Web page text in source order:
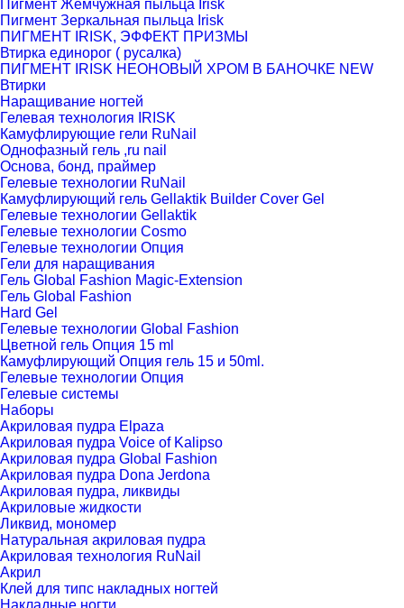
Пигмент Жемчужная пыльца Irisk
Пигмент Зеркальная пыльца Irisk
ПИГМЕНТ IRISK, ЭФФЕКТ ПРИЗМЫ
Втирка единорог ( русалка)
ПИГМЕНТ IRISK НЕОНОВЫЙ ХРОМ В БАНОЧКЕ NEW
Втирки
Наращивание ногтей
Гелевая технология IRISK
Камуфлирующие гели RuNail
Однофазный гель ,ru nail
Основа, бонд, праймер
Гелевые технологии RuNail
Камуфлирующий гель Gellaktik Builder Cover Gel
Гелевые технологии Gellaktik
Гелевые технологии Cosmo
Гелевые технологии Опция
Гели для наращивания
Гель Global Fashion Magic-Extension
Гель Global Fashion
Hard Gel
Гелевые технологии Global Fashion
Цветной гель Опция 15 ml
Камуфлирующий Опция гель 15 и 50ml.
Гелевые технологии Опция
Гелевые системы
Наборы
Акриловая пудра Elpaza
Акриловая пудра Voice of Kalipso
Акриловая пудра Global Fashion
Акриловая пудра Dona Jerdona
Акриловая пудра, ликвиды
Акриловые жидкости
Ликвид, мономер
Натуральная акриловая пудра
Акриловая технология RuNail
Акрил
Клей для типс накладных ногтей
Накладные ногти